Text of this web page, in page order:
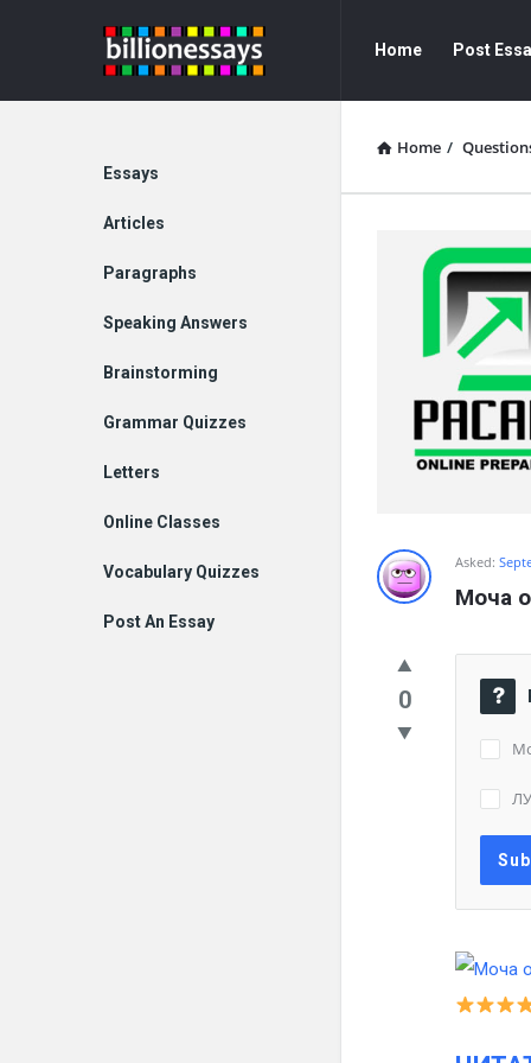
Billion
Essays
Essays
Navigation
Home Post
Home /
Asked:
Моча
0
Explore
Essays
Articles
Paragraphs
Speaking Answers
Brainstorming
Grammar Quizzes
Letters
Online Classes
Vocabulary Quizzes
Post An Essay